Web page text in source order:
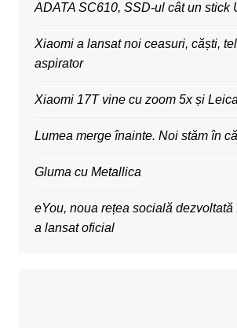
ADATA SC610, SSD-ul cât un stick
Xiaomi a lansat noi ceasuri, căști,
aspirator
Xiaomi 17T vine cu zoom 5x și
Lumea merge înainte. Noi stăm în
Gluma cu Metallica
eYou, noua rețea socială
a lansat oficial